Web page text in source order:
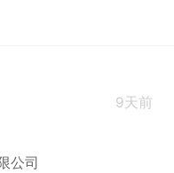
9天前
公司